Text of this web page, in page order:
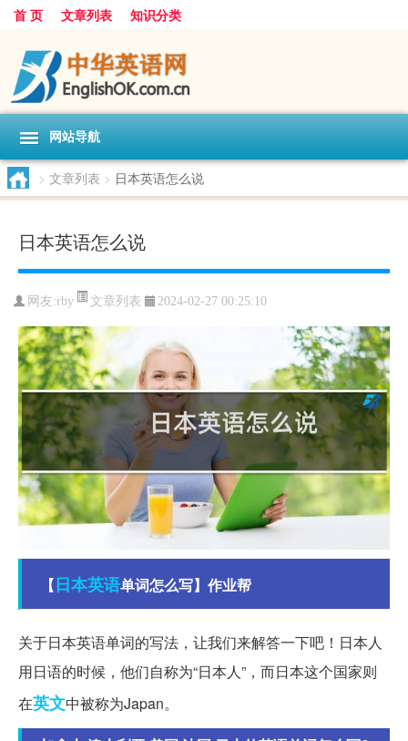
首 页 文章列表 知识分类
网站导航
> 文章列表 > 日本英语怎么说
日本英语怎么说
网友:rby 文章列表 2024-02-27 00:25:10
【日本英语单词怎么写】作业帮
关于日本英语单词的写法，让我们来解答一下吧！日本人
用日语的时候，他们自称为“日本人”，而日本这个国家则
在英文中被称为Japan。